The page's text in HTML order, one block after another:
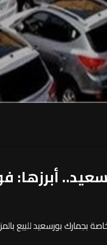
بجمارك بورسعيد للبيع